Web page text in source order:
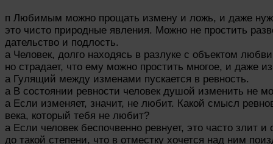
п Любимым можно прощать измену и ложь, и даже
это чисто природные явления. Можно не простить
дательство и подлость.
а Человек, долго находясь в разлуке с объектом
но страдает, что ему можно простить многое, и даже
а Гулящий между изменами пускается в ревность.
а В состоянии ревности человек душой изменить не
а Если изменяет, значит, не любит. Какой смысл
века, который тебя не любит?
а Если человек беспочвенно ревнует, это часто злит и
до такой степени, что в отместку хочется над ним